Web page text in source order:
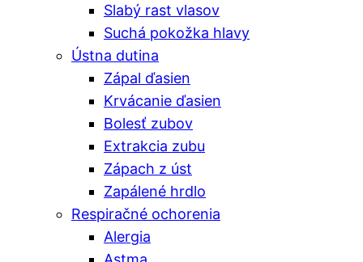
Slabý rast vlasov
Suchá pokožka hlavy
Ústna dutina
Zápal ďasien
Krvácanie ďasien
Bolesť zubov
Extrakcia zubu
Zápach z úst
Zapálené hrdlo
Respiračné ochorenia
Alergia